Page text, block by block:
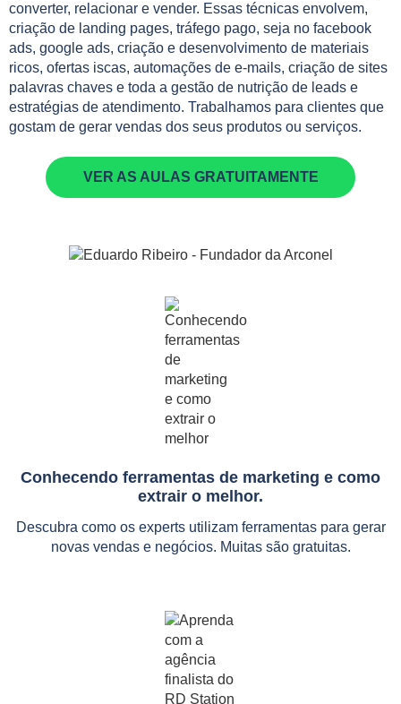
converter, relacionar e vender. Essas técnicas envolvem,
criação de landing pages, tráfego pago, seja no facebook
ads, google ads, criação e desenvolvimento de materiais
ricos, ofertas iscas, automações de e-mails, criação de sites
palavras chaves e toda a gestão de nutrição de leads e
estratégias de atendimento. Trabalhamos para clientes que
gostam de gerar vendas dos seus produtos ou serviços.
VER AS AULAS GRATUITAMENTE
Conhecendo ferramentas de marketing e como
extrair o melhor.
Descubra como os experts utilizam ferramentas para gerar
novas vendas e negócios. Muitas são gratuitas.